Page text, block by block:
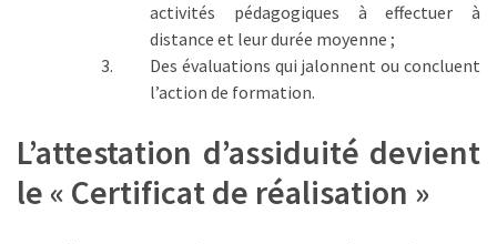
activités pédagogiques à effectuer à
distance et leur durée moyenne ;
Des évaluations qui jalonnent ou concluent
l’action de formation.
L’attestation d’assiduité devient
le « Certificat de réalisation »